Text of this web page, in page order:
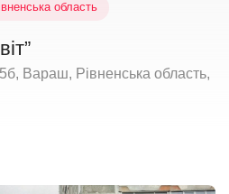
Вараш, Рівненська